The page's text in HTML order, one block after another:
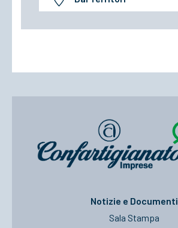
Notizie e Documenti
Sala Stampa